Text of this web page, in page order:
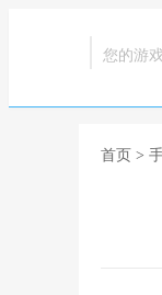
您的游
首页 >